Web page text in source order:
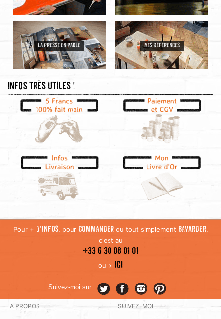
LA PRESSE EN PARLE MES RÉFÉRENCES
Infos très utiles !
Pour + D'INFOS, pour COMMANDERou tout simplement BAVARDER,
c'est au
+33 6 30 08 01 01
ou > ICI
Suivez-moi sur
A PROPOS SUIVEZ-MOI